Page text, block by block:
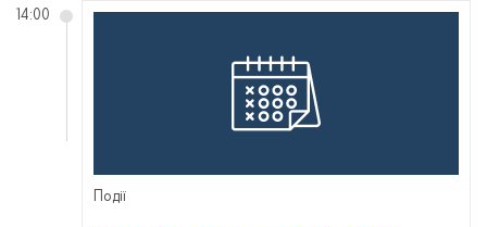
Події
14:00